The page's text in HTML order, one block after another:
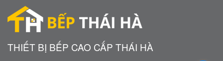
THIẾT BỊ BẾP CAO CẤP THÁI HÀ